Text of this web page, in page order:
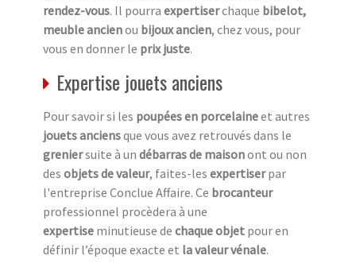
rendez-vous. Il pourra expertiserchaque bibelot,
meuble ancienou bijoux ancien, chez vous, pour
vous en donner le prix juste.
Expertise jouets anciens
Pour savoir si les poupées en porcelaineet autres
jouets anciensque vous avez retrouvés dans le
greniersuite à un débarras de maisonont ou non
des objets de valeur, faites-les expertiserpar
l'entreprise Conclue Affaire. Ce brocanteur
professionnel procèdera à une
expertise minutieuse de chaque objet pour en
définir l’époque exacte et la valeur vénale.